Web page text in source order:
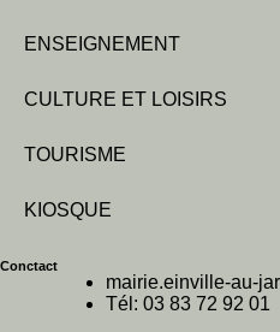
ENSEIGNEMENT
CULTURE ET LOISIRS
TOURISME
KIOSQUE
Conctact
mairie.einville-au-
Tél: 03 83 72 92 01